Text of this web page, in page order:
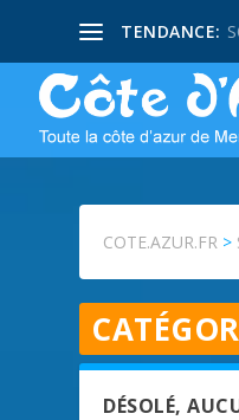
TENDANCE:
COTE.AZUR.FR >
DÉSOLÉ,